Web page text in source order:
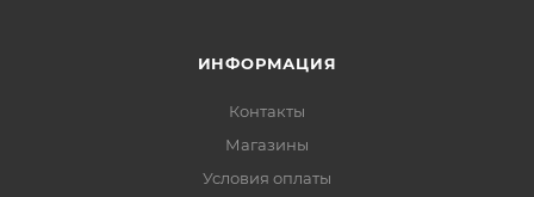
ИНФОРМАЦИЯ
Контакты
Магазины
Условия оплаты